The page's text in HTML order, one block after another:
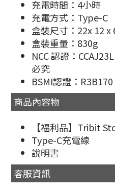
充電時間：4小時
充電方式：Type-C
盒裝尺寸：22x 12 x
盒裝重量：830g
NCC 認證：
必究
BSMI認證：
商品內容物
【福利品】Tribit
Type-C充電線
說明書
客服資訊